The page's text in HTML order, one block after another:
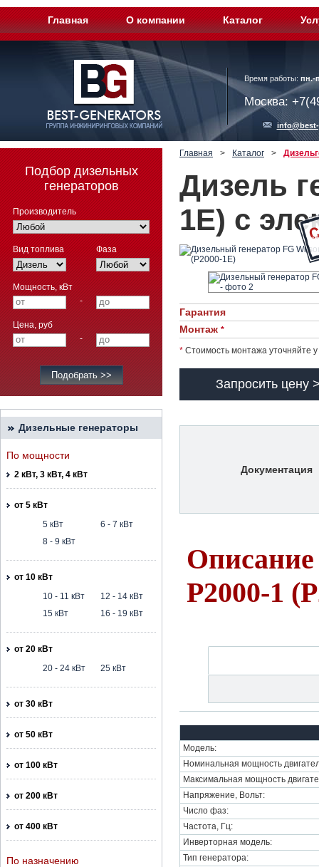
Главная О компании Каталог
Время работы: пн.-
Москва:
Подбор дизельных
генераторов
Производитель
Вид топлива Фаза
Мощность, кВт
-
Цена, руб
-
Дизельные генераторы
По мощности
2 кВт, 3 кВт, 4 кВт
от 5 кВт
5 кВт
6 - 7 кВт
8 - 9 кВт
от 10 кВт
10 - 11 кВт
12 - 14 кВт
15 кВт
16 - 19 кВт
от 20 кВт
20 - 24 кВт
25 кВт
от 30 кВт
от 50 кВт
от 100 кВт
от 200 кВт
от 400 кВт
По назначению
Главная > Каталог >
Дизель
1E) с
Гарантия
Монтаж *
* Стоимость монтажа уточняйте
Запросить цену
Документация
Описание
P2000-1
Модель:
Номинальная мощность
Максимальная мощность
Напряжение, Вольт:
Число фаз:
Частота, Гц:
Инверторная модель:
Тип генератора: